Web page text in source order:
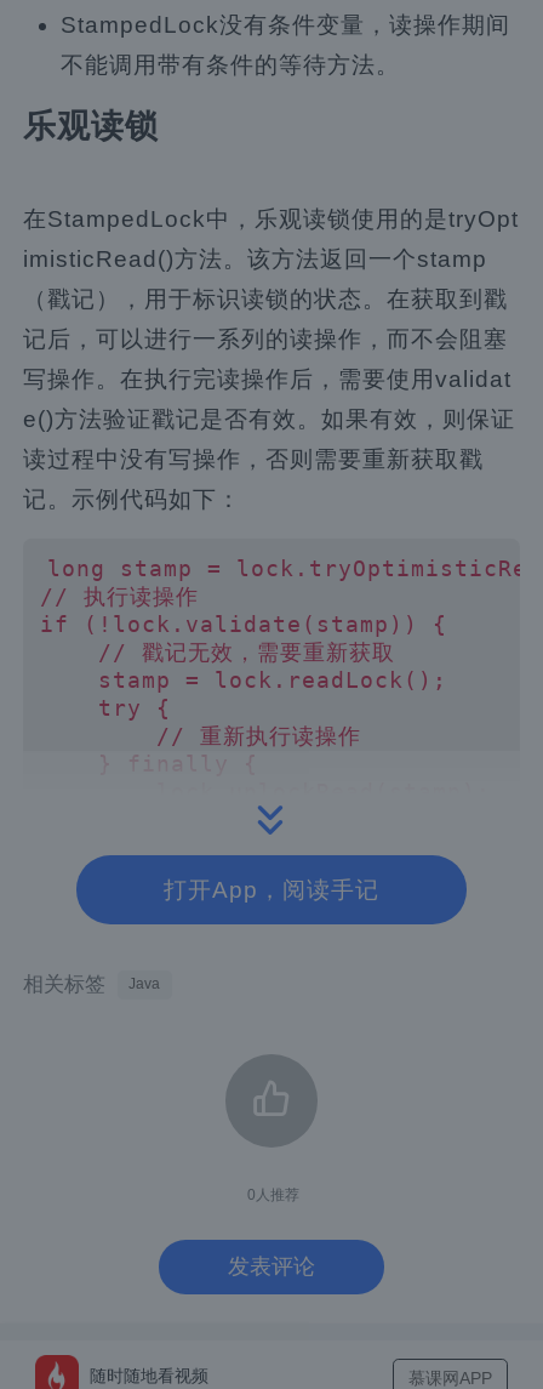
StampedLock没有条件变量，读操作期间
不能调用带有条件的等待方法。
乐观读锁
在StampedLock中，乐观读锁使用的是tryOpt
imisticRead()方法。该方法返回一个stamp
（戳记），用于标识读锁的状态。在获取到戳
记后，可以进行一系列的读操作，而不会阻塞
写操作。在执行完读操作后，需要使用validat
e()方法验证戳记是否有效。如果有效，则保证
读过程中没有写操作，否则需要重新获取戳
记。示例代码如下：
long stamp = lock .
// 执行读操作
if
( ! lock . validate ( stamp ) )
{
// 戳记无效，需要重新获取
    stamp
= lock . readLock ( ) ;
try
{
// 重新执行读操作
}
finally
{
适用场景
读操作非常频繁，而写操作很少发生的情
读操作所占用的时间非常短暂。
不希望读操作被写操作阻塞。
需要注意的是，乐观读锁并不适用于写入操作
比较频繁的场景，因为读操作期间写操作是被
不一致数据。
打开App，阅读手记
相关标签 Java
0 人推荐
发表评论
随时随地看视频 慕课网APP